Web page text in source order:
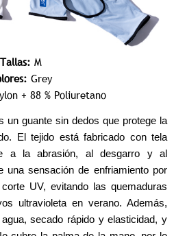
Tallas: M
Grey
+ 88 % Poliuretano
un guante sin dedos que protege la
El tejido está fabricado con tela
a la abrasión, al desgarro y al
una sensación de enfriamiento por
UV, evitando las quemaduras
ultravioleta en verano. Además,
secado rápido y elasticidad, y